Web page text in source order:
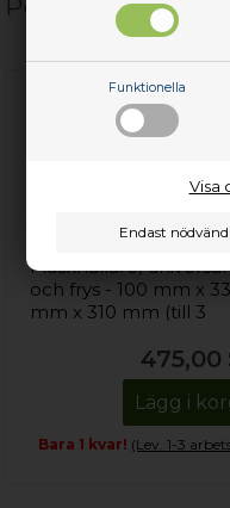
Funktionella
Visa
Populära
Flaskhållare,
och frys - 100 mm x
mm x 310 mm (till 3
475,00
Lägg i
Bara 1 kvar! (Lev. 1-3